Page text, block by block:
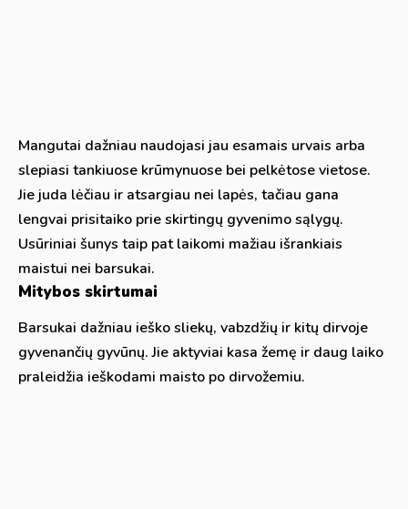
Mangutai dažniau naudojasi jau esamais urvais arba
slepiasi tankiuose krūmynuose bei pelkėtose vietose.
Jie juda lėčiau ir atsargiau nei lapės, tačiau gana
lengvai prisitaiko prie skirtingų gyvenimo sąlygų.
Usūriniai šunys taip pat laikomi mažiau išrankiais
maistui nei barsukai.
Mitybos skirtumai
Barsukai dažniau ieško sliekų, vabzdžių ir kitų dirvoje
gyvenančių gyvūnų. Jie aktyviai kasa žemę ir daug laiko
praleidžia ieškodami maisto po dirvožemiu.